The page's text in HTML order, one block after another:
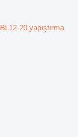
20 yapıştırma